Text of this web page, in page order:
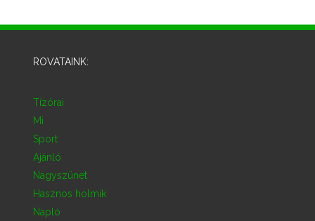
ROVATAINK:
Tízórai
Mi
Sport
Ajánló
Nagyszünet
Hasznos holmik
Napló